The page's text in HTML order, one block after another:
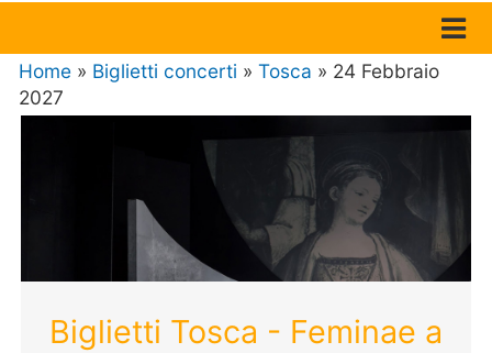
Home » Biglietti concerti »Tosca » 24 Febbraio
2027
Biglietti Tosca - Feminae a